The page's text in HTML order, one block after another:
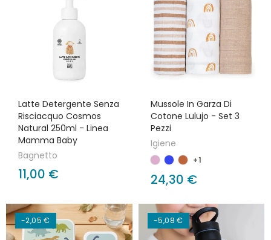
Latte Detergente Senza
Risciacquo Cosmos
Natural 250ml - Linea
Mamma Baby
Bagnetto
11,00 €
Mussole In Garza Di
Cotone Lulujo - Set 3
Pezzi
Igiene
+1
24,30 €
-2,05 € -5,08 €